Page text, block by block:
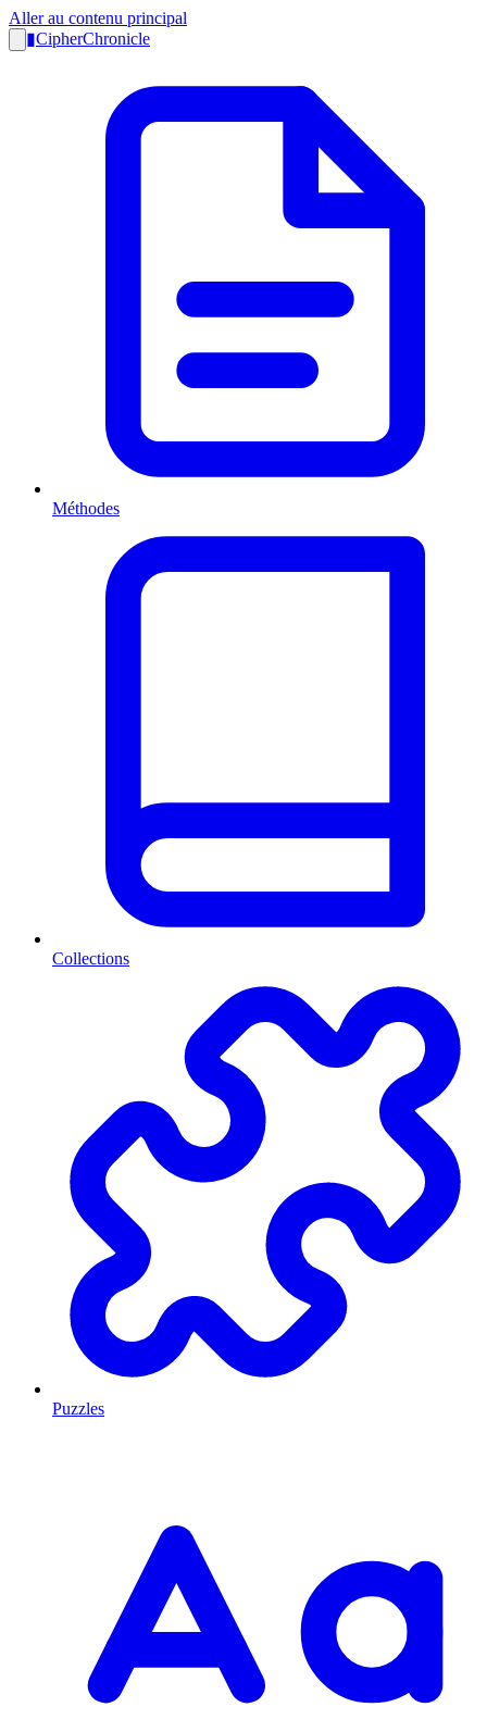
Aller au contenu principal
▮CipherChronicle
Méthodes
Collections
Puzzles